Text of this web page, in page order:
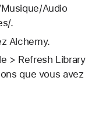
Audio
.
Alchemy.
> Refresh Library
que vous avez